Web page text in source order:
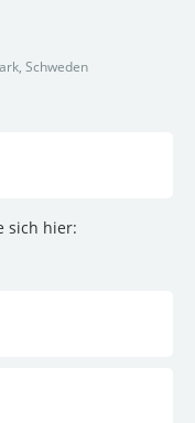
Schweden
sich hier: